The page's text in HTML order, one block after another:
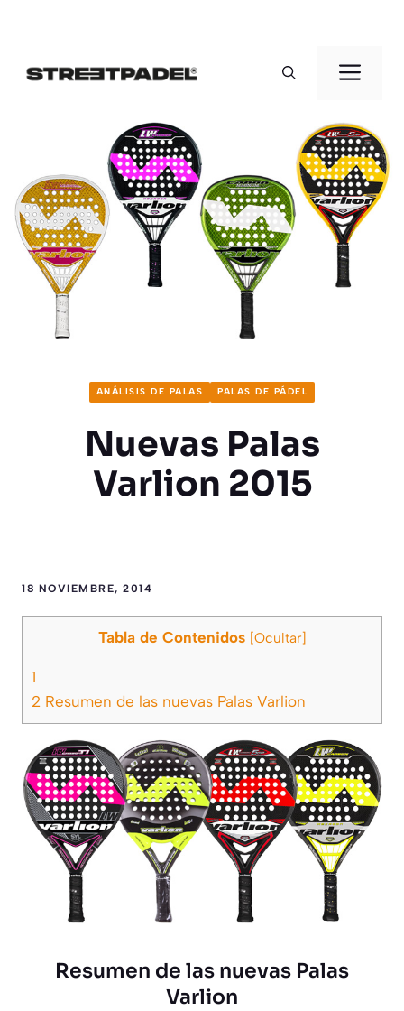
contenido
ANÁLISIS DE PALAS PALAS DE PÁDEL
Nuevas Palas
Varlion 2015
18 NOVIEMBRE, 2014
Tabla de Contenidos [Ocultar]
1
2 Resumen de las nuevas Palas Varlion
Resumen de las nuevas Palas
Varlion